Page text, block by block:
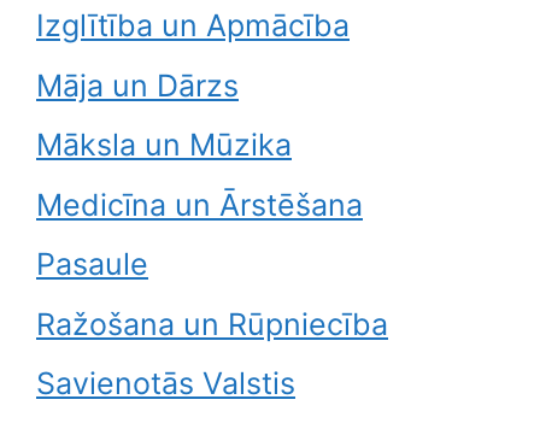
Izglītība un Apmācība
Māja un Dārzs
Māksla un Mūzika
Medicīna un Ārstēšana
Pasaule
Ražošana un Rūpniecība
Savienotās Valstis